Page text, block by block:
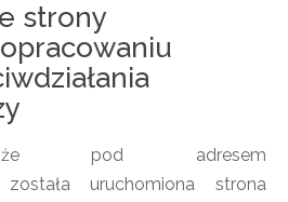
strony
że pod adresem
została uruchomiona strona